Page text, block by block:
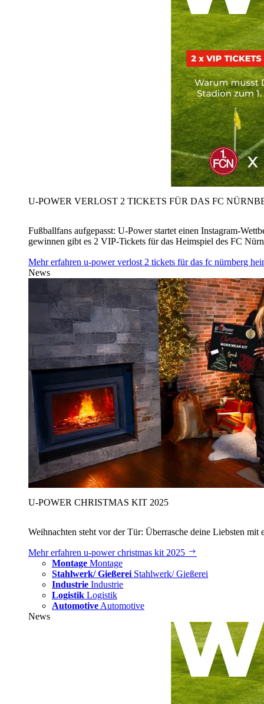
U‑POWER VERLOST 2 TICKETS FÜR DAS FC
Fußballfans aufgepasst: U‑Power startet einen Instagram-
gewinnen gibt es 2 VIP-Tickets für das Heimspiel des FC
Mehr erfahren u‑power verlost 2 tickets für das fc nürnberg
News
U‑POWER CHRISTMAS KIT 2025
Weihnachten steht vor der Tür: Überrasche deine Liebsten
Mehr erfahren u‑power christmas kit 2025
Montage Montage
Stahlwerk/ Gießerei Stahlwerk/ Gießerei
Industrie Industrie
Logistik Logistik
Automotive Automotive
News